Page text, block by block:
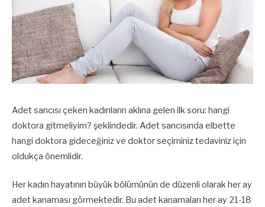
Adet sancısı çeken kadınların aklına gelen ilk soru: hangi
doktora gitmeliyim? şeklindedir. Adet sancısında elbette
hangi doktora gideceğiniz ve doktor seçiminiz tedaviniz için
oldukça önemlidir.
Her kadın hayatının büyük bölümünün de düzenli olarak her ay
adet kanaması görmektedir. Bu adet kanamaları her ay 21-18